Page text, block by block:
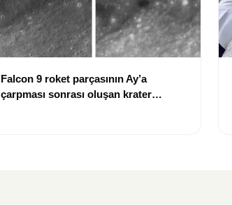
Falcon 9 roket parçasının Ay’a
çarpması sonrası oluşan krater